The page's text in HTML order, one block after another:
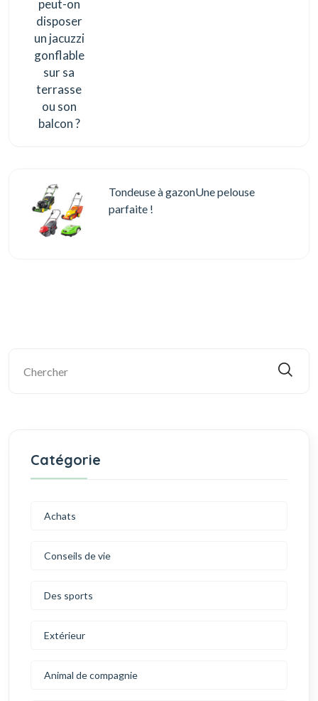
Tondeuse à gazonUne pelouse
parfaite !
Catégorie
Achats
Conseils de vie
Des sports
Extérieur
Animal de compagnie